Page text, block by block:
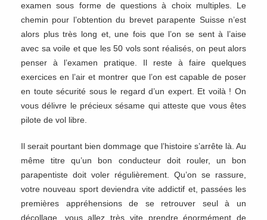
examen sous forme de questions à choix multiples. Le
chemin pour l’obtention du brevet parapente Suisse n’est
alors plus très long et, une fois que l’on se sent à l’aise
avec sa voile et que les 50 vols sont réalisés, on peut alors
penser à l’examen pratique. Il reste à faire quelques
exercices en l’air et montrer que l’on est capable de poser
en toute sécurité sous le regard d’un expert. Et voilà ! On
vous délivre le précieux sésame qui atteste que vous êtes
pilote de vol libre.
Il serait pourtant bien dommage que l’histoire s’arrête là. Au
même titre qu’un bon conducteur doit rouler, un bon
parapentiste doit voler régulièrement. Qu’on se rassure,
votre nouveau sport deviendra vite addictif et, passées les
premières appréhensions de se retrouver seul à un
décollage, vous allez très vite prendre énormément de